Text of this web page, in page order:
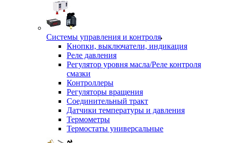
Системы управления и контроля
Кнопки, выключатели, индикация
Реле давления
Регулятор уровня масла/Реле контроля
смазки
Контроллеры
Регуляторы вращения
Соединительный тракт
Датчики температуры и давления
Термометры
Термостаты универсальные